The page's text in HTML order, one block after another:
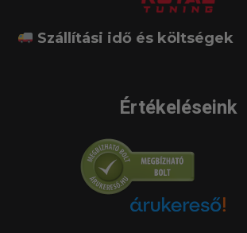
Szállítási idő és költségek
Értékeléseink